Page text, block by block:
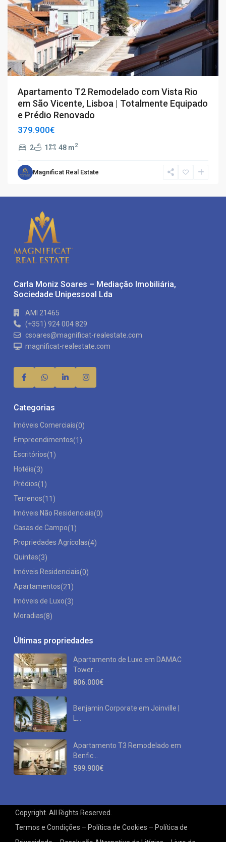
Apartamento T2 Remodelado com Vista Rio
em São Vicente, Lisboa | Totalmente Equipado
e Prédio Renovado
379.900€
2 1 48 m2
Magnificat Real Estate
Carla Moniz Soares – Mediação Imobiliária,
Sociedade Unipessoal Lda
AMI 21465
(+351) 924 004 829
csoares@magnificat-realestate.com
magnificat-realestate.com
Categorias
Imóveis Comerciais(0)
Empreendimentos(1)
Escritórios(1)
Hotéis(3)
Prédios(1)
Terrenos(11)
Imóveis Não Residenciais(0)
Casas de Campo(1)
Propriedades Agrícolas(4)
Quintas(3)
Imóveis Residenciais(0)
Apartamentos(21)
Imóveis de Luxo(3)
Moradias(8)
Últimas propriedades
Apartamento de Luxo em DAMAC
Tower ...
806.000€
Benjamin Corporate em Joinville |
L...
Apartamento T3 Remodelado em
Benfic...
599.900€
Copyright. All Rights Reserved.
Termos e Condições – Política de Cookies – Política de